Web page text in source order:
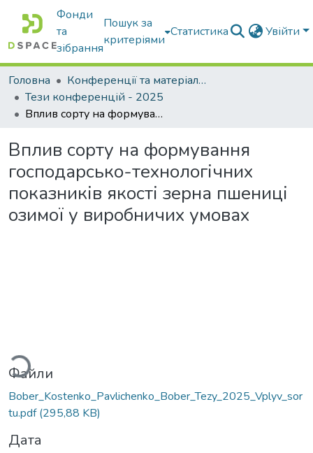
Фонди
та
зібрання
Пошук за
критеріями
Статистика Увійти
Головна
Конференції та матеріали конференцій
Тези конференцій - 2025
Вплив сорту на формування господарсько-технологічних показників якості зерна пшениці озимої у виробничих умовах
Вплив сорту на формування
господарсько-технологічних
показників якості зерна пшениці
озимої у виробничих умовах
Файли
Bober_Kostenko_Pavlichenko_Bober_Tezy_2025_Vplyv_sor
tu.pdf(295,88 KB)
Дата